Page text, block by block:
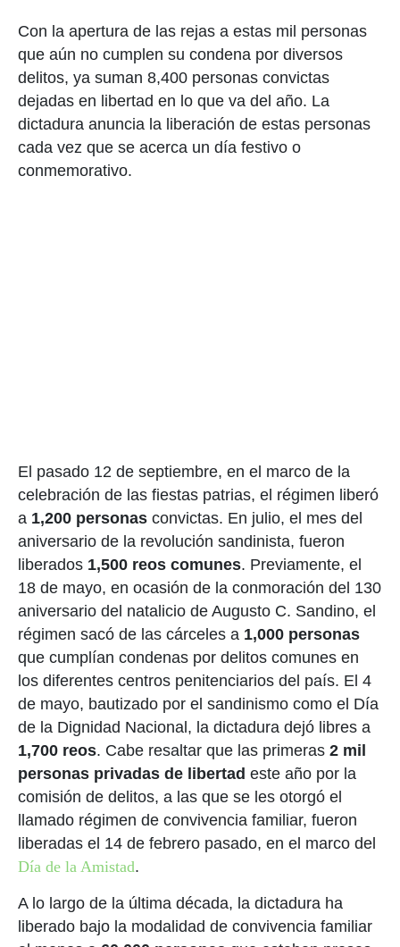
Con la apertura de las rejas a estas mil personas
que aún no cumplen su condena por diversos
delitos, ya suman 8,400 personas convictas
dejadas en libertad en lo que va del año. La
dictadura anuncia la liberación de estas personas
cada vez que se acerca un día festivo o
conmemorativo.
El pasado 12 de septiembre, en el marco de la
celebración de las fiestas patrias, el régimen liberó
a 1,200 personas convictas. En julio, el mes del
aniversario de la revolución sandinista, fueron
liberados 1,500 reos comunes. Previamente, el
18 de mayo, en ocasión de la conmoración del 130
aniversario del natalicio de Augusto C. Sandino, el
régimen sacó de las cárceles a 1,000 personas
que cumplían condenas por delitos comunes en
los diferentes centros penitenciarios del país. El 4
de mayo, bautizado por el sandinismo como el Día
de la Dignidad Nacional, la dictadura dejó libres a
1,700 reos. Cabe resaltar que las primeras 2 mil
personas privadas de libertad este año por la
comisión de delitos, a las que se les otorgó el
llamado régimen de convivencia familiar, fueron
liberadas el 14 de febrero pasado, en el marco del
Día de la Amistad.
A lo largo de la última década, la dictadura ha
liberado bajo la modalidad de convivencia familiar